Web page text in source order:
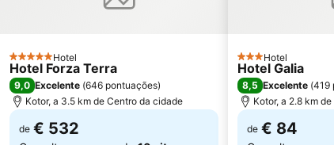
5 EstrelasHotel
Hotel Forza Terra
9,0 Excelente (646 pontuações)
Kotor, a 3.5 km de Centro da cidade
de € 532
3 Estrelas
Hotel
Hotel Galia
8,5 Excelente (419
Kotor, a 2.8 km
de € 84